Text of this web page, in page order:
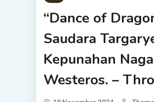
“Dance of
Saudara
Kepunahan
Westeros. –